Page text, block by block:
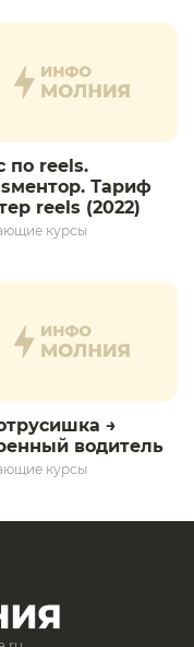
по reels.
Тариф
reels (2022)
курсы
→
водитель​
курсы